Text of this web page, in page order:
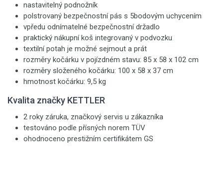
nastavitelný podnožník
polstrovaný bezpečnostní pás s 5bodovým uchycením
vpředu odnímatelné bezpečnostní držadlo
praktický nákupní koš integrovaný v podvozku
textilní potah je možné sejmout a prát
rozměry kočárku v pojízdném stavu: 85 x 58 x 102 cm
rozměry složeného kočárku: 100 x 58 x 37 cm
hmotnost kočárku: 9,5 kg
Kvalita značky KETTLER
2 roky záruka, značkový servis u zákazníka
testováno podle přísných norem TÜV
ohodnoceno prestižním certifikátem GS